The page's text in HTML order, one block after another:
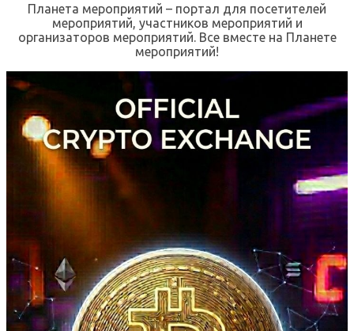
Планета мероприятий – портал для посетителей
мероприятий, участников мероприятий и
организаторов мероприятий. Все вместе на Планете
мероприятий!